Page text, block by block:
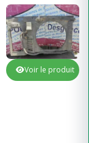
Voir le produit